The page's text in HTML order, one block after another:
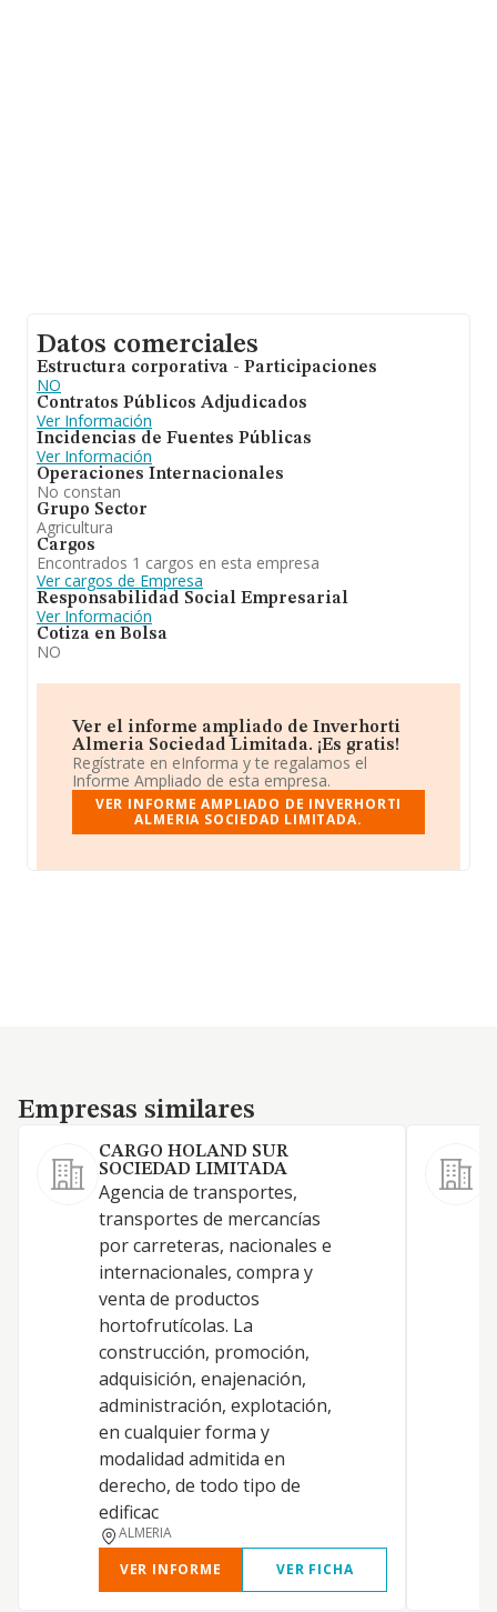
Datos comerciales
Estructura corporativa - Participaciones
NO
Contratos Públicos Adjudicados
Ver Información
Incidencias de Fuentes Públicas
Ver Información
Operaciones Internacionales
No constan
Grupo Sector
Agricultura
Cargos
Encontrados 1 cargos en esta empresa
Ver cargos de Empresa
Responsabilidad Social Empresarial
Ver Información
Cotiza en Bolsa
NO
Ver el informe ampliado de Inverhorti
Almeria Sociedad Limitada. ¡Es gratis!
Regístrate en eInforma y te regalamos el
Informe Ampliado de esta empresa.
VER INFORME AMPLIADO DE INVERHORTI
ALMERIA SOCIEDAD LIMITADA.
Empresas similares
Empresas similares
CARGO HOLAND SUR
SOCIEDAD LIMITADA
Agencia de transportes,
transportes de mercancías
por carreteras, nacionales e
internacionales, compra y
venta de productos
hortofrutícolas. La
construcción, promoción,
adquisición, enajenación,
administración, explotación,
en cualquier forma y
modalidad admitida en
derecho, de todo tipo de
edificac
ALMERIA
VER INFORME
VER FICHA